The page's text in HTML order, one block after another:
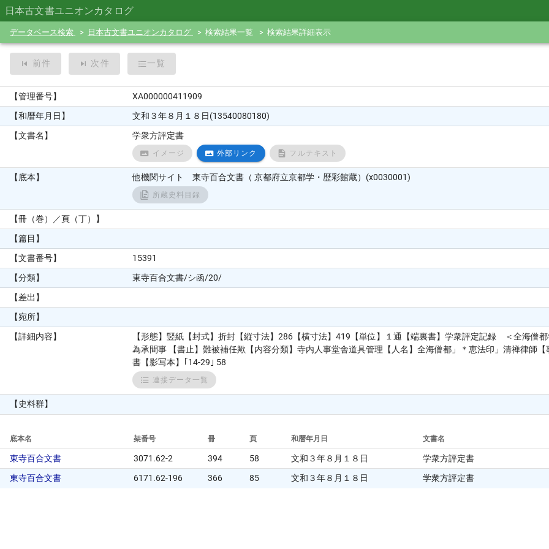
日本古文書ユニオンカタログ
データベース検索 日本古文書ユニオンカタログ 検索結果一覧 検索結果詳細表示
前件 次件 一覧
【管理番号】
XA000000411909
【和暦年月日】
文和３年８月１８日(13540080180)
【文書名】
学衆方評定書
イメージ 外部リンク フルテキスト
【底本】 他機関サイト 東寺百合文書（ 京都府立京都学・歴彩館蔵）(x0030001)
所蔵史料目録
【冊（巻）／頁（丁）】
【篇目】
【文書番号】
15391
【分類】
東寺百合文書/シ函/20/
【差出】
【宛所】
【詳細内容】
【形態】竪紙【封式】折封【縦寸法】286【横寸法】419【単位】１通【端裏書】学衆評定記録 ＜全海僧
為承間事 【書止】難被補任歟【内容分類】寺内人事堂舎道具管理【人名】全海僧都」＊恵法印」清禅律師
書【影写本】｢14-29｣ 58
連接データ一覧
【史料群】
底本名 架番号 冊 頁 和暦年月日 文書名
東寺百合文書 3071.62-2 394 58 文和３年８月１８日
学衆方評定書
東寺百合文書
6171.62-196 366 85 文和３年８月１８日 学衆方評定書